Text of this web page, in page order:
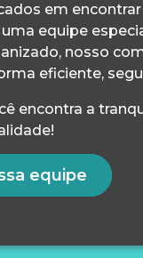
em
equipe
nosso
eficiente,
encontra a
equipe